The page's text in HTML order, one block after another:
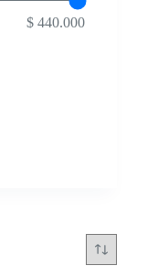
$ 440.000